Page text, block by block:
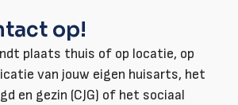
op!
plaats thuis of op locatie, op
van jouw eigen huisarts, het
en gezin (CJG) of het sociaal